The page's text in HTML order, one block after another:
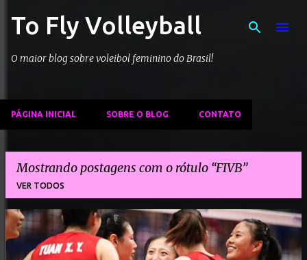
Pular para o conteúdo principal
To Fly Volleyball
O maior blog sobre voleibol feminino do Brasil!
PÁGINA INICIAL SOBRE O BLOG CONTATO
Mostrando postagens com o rótulo FIVB
VER TODOS
P